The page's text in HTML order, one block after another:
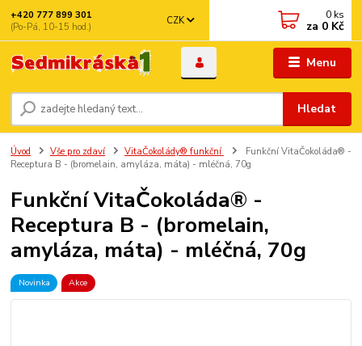
Menu
CZK
Hledat
+420 777 899 301
(Po-Pá, 10-15 hod.)
0 ks
za 0 Kč
Úvod Vše pro zdaví VitaČokolády® funkční
Funkční VitaČokoláda® -
Receptura B - (bromelain, amyláza, máta) - mléčná, 70g
Funkční VitaČokoláda® -
Receptura B - (bromelain,
amyláza, máta) - mléčná, 70g
Novinka Akce